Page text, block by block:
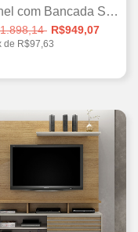
Painel com Bancada Simetria, espaço para...
R$949,07
de R$97,63